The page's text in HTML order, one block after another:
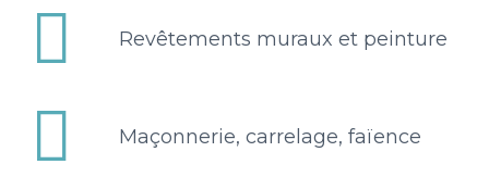

 Revêtements muraux et peinture

 Maçonnerie, carrelage, faïence